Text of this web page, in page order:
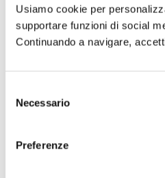
Usiamo cookie per
supportare funzioni di social
Continuando a navigare,
Necessario
Preferenze
preselettiva scritta,
sulle materie del
ammissione alla prova
di merito finale.